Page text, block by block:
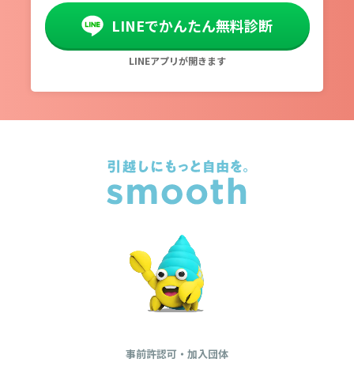
LINEでかんたん無料診断
LINEアプリが開きます
事前許認可・加入団体